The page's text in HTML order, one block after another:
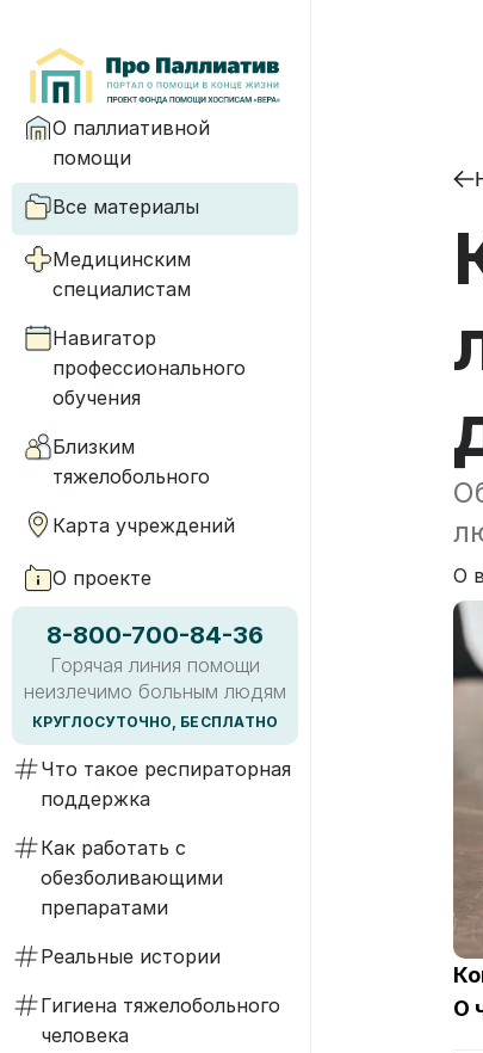
О паллиативной
помощи
Все материалы
Медицинским
специалистам
Навигатор
профессионального
обучения
Близким
тяжелобольного
Карта учреждений
О проекте
8-800-700-84-36
Горячая линия помощи
неизлечимо больным людям
КРУГЛОСУТОЧНО, БЕСПЛАТНО
Что такое респираторная
поддержка
Как работать с
обезболивающими
препаратами
Реальные истории
Гигиена тяжелобольного
человека
О
О